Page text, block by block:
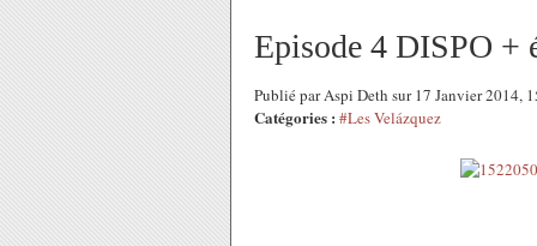
Episode 4 DISPO +
Publié par Aspi Deth sur 17 Janvier 2014,
Catégories : #Les Velázquez